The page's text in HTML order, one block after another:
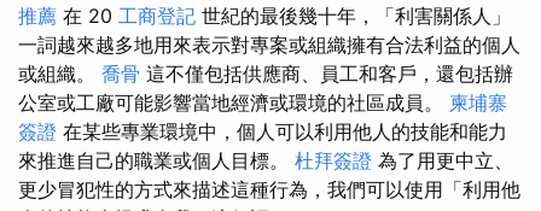
推薦 在 20 工商登記 世紀的最後幾十年，「利害關係人」
一詞越來越多地用來表示對專案或組織擁有合法利益的個人
或組織。 喬骨 這不僅包括供應商、員工和客戶，還包括辦
公室或工廠可能影響當地經濟或環境的社區成員。 柬埔寨
簽證 在某些專業環境中，個人可以利用他人的技能和能力
來推進自己的職業或個人目標。 杜拜簽證 為了用更中立、
更少冒犯性的方式來描述這種行為，我們可以使用「利用他